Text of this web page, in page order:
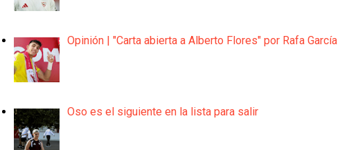
Opinión | "Carta abierta a Alberto Flores" por Rafa García
Oso es el siguiente en la lista para salir